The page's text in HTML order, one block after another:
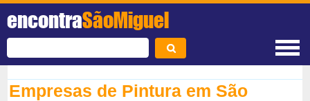
encontraSãoMiguel
Empresas de Pintura em São